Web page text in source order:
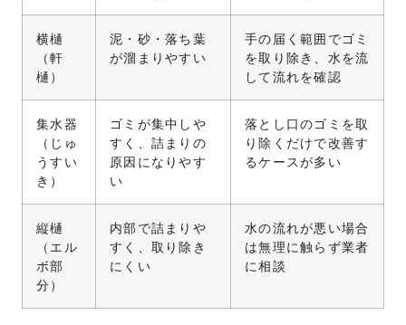
横樋
（軒
樋）
泥・砂・落ち葉
が溜まりやすい
手の届く範囲でゴミ
を取り除き、水を流
して流れを確認
集水器
（じゅ
うすい
き）
ゴミが集中しや
すく、詰まりの
原因になりやす
い
落とし口のゴミを取
り除くだけで改善す
るケースが多い
縦樋
（エル
ボ部
分）
内部で詰まりや
すく、取り除き
にくい
水の流れが悪い場合
は無理に触らず業者
に相談